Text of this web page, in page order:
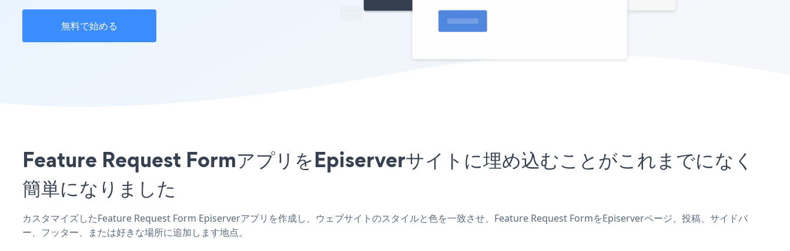
無料で始める
Feature Request FormアプリをEpiserverサイトに埋め込むことがこれまでになく
簡単になりました
カスタマイズしたFeature Request Form Episerverアプリを作成し、ウェブサイトのスタイルと色を一致させ、Feature Request FormをEpiserverページ、投稿、サイドバ
ー、フッター、または好きな場所に追加します地点。